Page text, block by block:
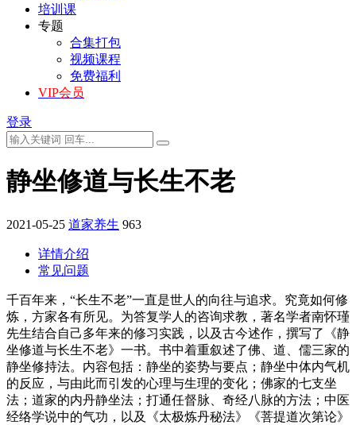
培训课
专题
合集打包
视频课程
免费福利
VIP会员
登录
静坐修道与长生不老
2021-05-25 道家养生 963
详情介绍
常见问题
千百年来，“长生不老”一直是世人的向往与追求。究竟如何修
炼，方家各有所见。为答复学人的咨询求教，著名学者南怀瑾
先生结合自己多年来的修习实践，以及古今述作，撰写了《静
坐修道与长生不老》一书。书中着重叙述了佛、道、儒三家的
静坐修持法。内容包括：静坐的姿势与要点；静坐中体内气机
的反应，与由此而引发的心理与生理的变化；佛家的七支坐
法；道家的内丹静坐法；打通任督脉、奇经八脉的方法；中医
经络学说中的气功，以及《太极炼丹秘法》《菩提道次第论》